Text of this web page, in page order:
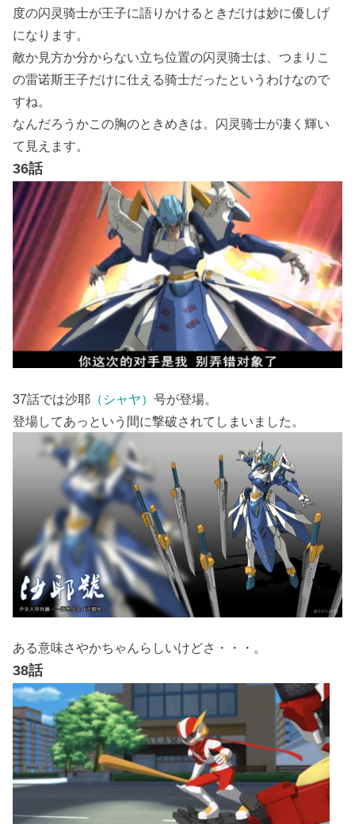
度の闪灵骑士が王子に語りかけるときだけは妙に優しげ
になります。
敵か見方か分からない立ち位置の闪灵骑士は、つまりこ
の雷诺斯王子だけに仕える骑士だったというわけなので
すね。
なんだろうかこの胸のときめきは。闪灵骑士が凄く輝い
て見えます。
36話
37話では沙耶 （シャヤ）号が登場。
登場してあっという間に撃破されてしまいました。
ある意味さやかちゃんらしいけどさ・・・。
38話